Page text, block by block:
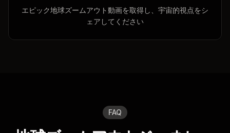
エピック地球ズームアウト動画を取得し、宇宙的視点をシ
ェアしてください
FAQ